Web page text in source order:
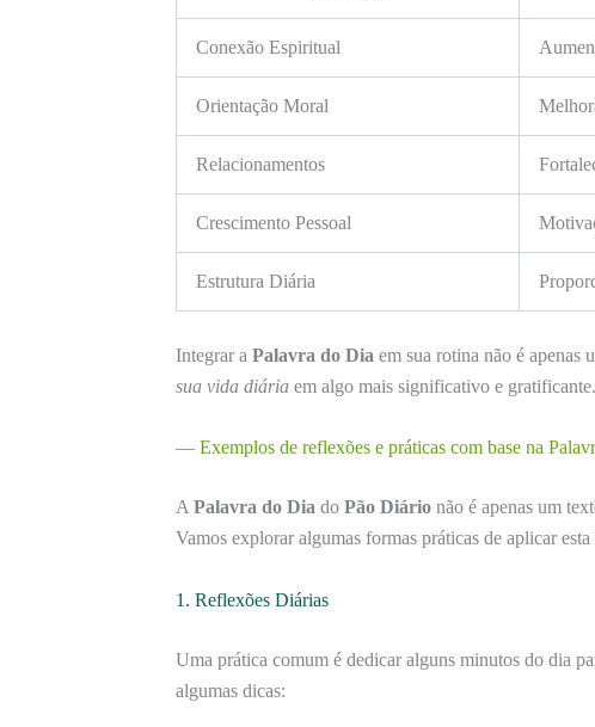
Conexão Espiritual
Orientação Moral
Relacionamentos
Crescimento Pessoal
Estrutura Diária
Integrar a Palavra do Dia em sua rotina não é apenas
sua vida diária em algo mais significativo e gratificante.
— Exemplos de reflexões e práticas com base na
A Palavra do Dia do Pão Diário não é apenas um
Vamos explorar algumas formas práticas de aplicar
1. Reflexões Diárias
Uma prática comum é dedicar alguns minutos do dia
algumas dicas: